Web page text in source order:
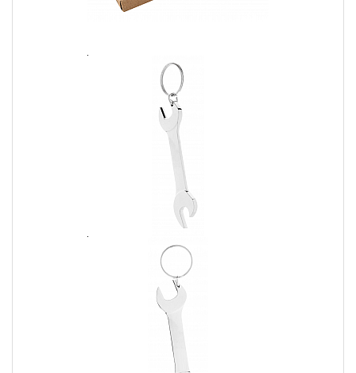
vasta gamma di opzioni e crea un ambiente domestico che
gadget personalizzati!